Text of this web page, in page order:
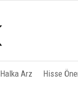
Halka Arz Hisse